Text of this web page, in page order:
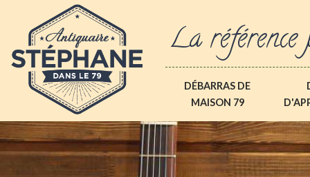
La
DÉBARRAS DE
MAISON 79